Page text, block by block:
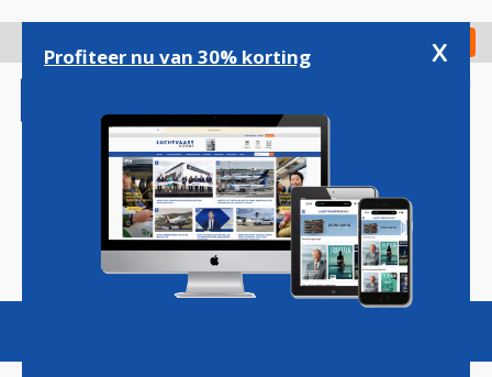
gaan
Check in
Magazine Podcasts Vacatures
Profiteer nu van 30% korting x